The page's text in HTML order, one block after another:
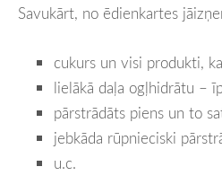
Savukārt, no ēdienkartes
cukurs un visi produkti,
lielākā daļa ogļhidrātu –
pārstrādāts piens un to
jebkāda rūpnieciski
u.c.